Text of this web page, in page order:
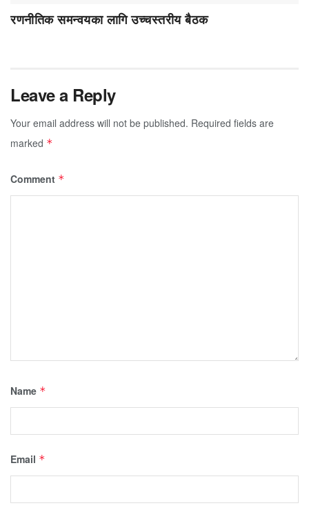
रणनीतिक समन्वयका लागि उच्चस्तरीय बैठक
Leave a Reply
Your email address will not be published. Required fields are
marked *
Comment *
Name *
Email *